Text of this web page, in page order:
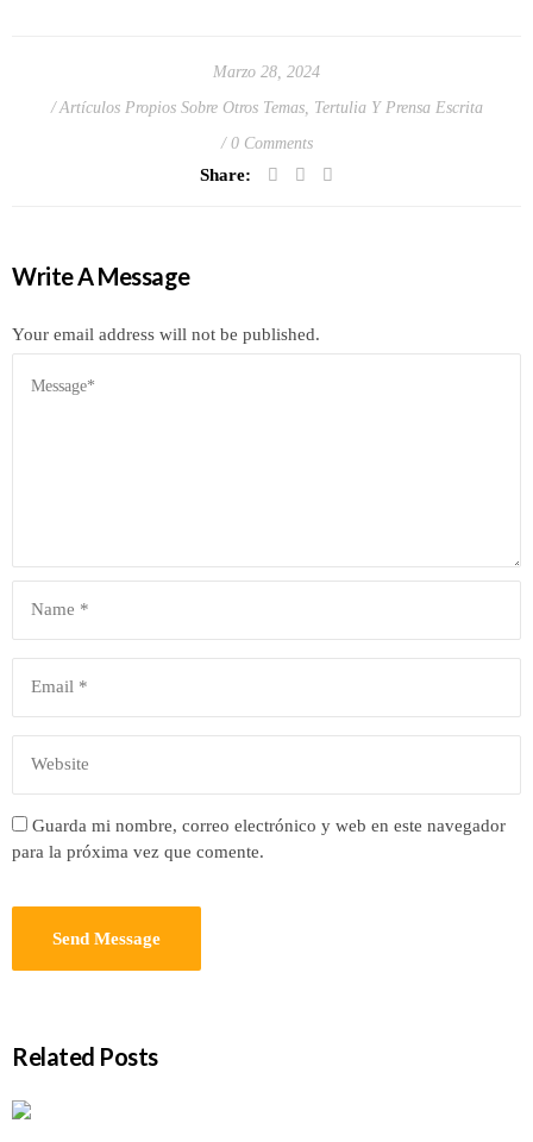
Marzo 28, 2024
Artículos Propios Sobre Otros Temas, Tertulia Y Prensa Escrita
0 Comments
Share:
Write A Message
Your email address will not be published.
Guarda mi nombre, correo electrónico y web en este navegador
para la próxima vez que comente.
Related Posts